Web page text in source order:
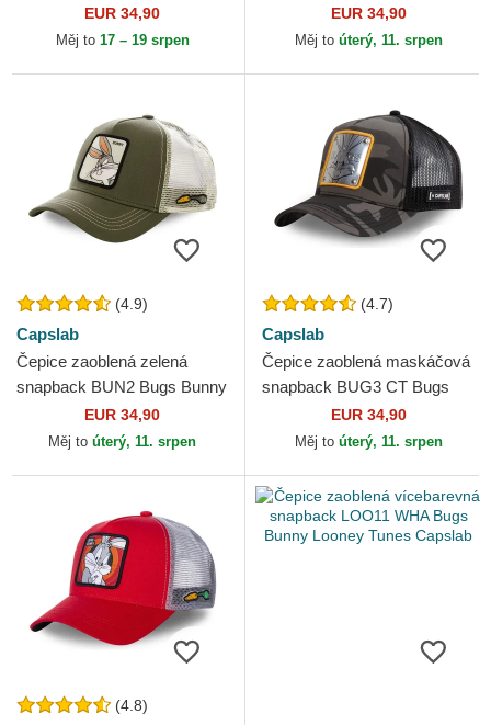
Looney Tunes Capslab
EUR 34,90
Měj to 17 – 19 srpen
Looney Tunes Capslab
EUR 34,90
Měj to úterý, 11. srpen
(4.9)
Capslab
Čepice zaoblená zelená
snapback BUN2 Bugs Bunny
Looney Tunes Capslab
EUR 34,90
Měj to úterý, 11. srpen
(4.7)
Capslab
Čepice zaoblená maskáčová
snapback BUG3 CT Bugs
Bunny Looney Tunes
Capslab
EUR 34,90
Měj to úterý, 11. srpen
(4.8)